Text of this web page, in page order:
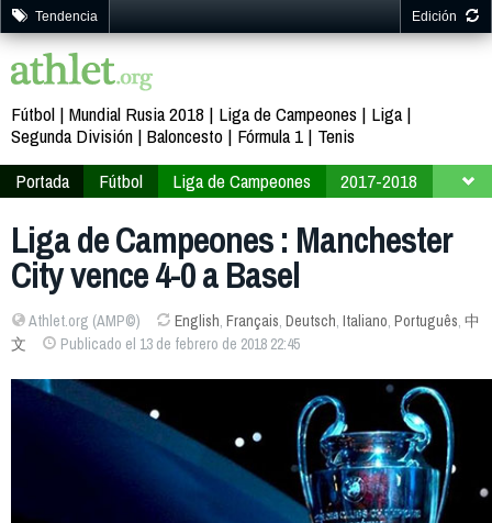
Tendencia Edición
Fútbol Mundial Rusia 2018 Liga de Campeones
Liga
Segunda División Baloncesto Fórmula 1
Tenis
Portada
Fútbol Liga de Campeones
2017-2018
Liga de Campeones : Manchester
City vence 4-0 a Basel
Athlet.org (AMP©) English, Français, Deutsch, Italiano, Português, 中
文
Publicado el 13 de febrero de 2018 22:45